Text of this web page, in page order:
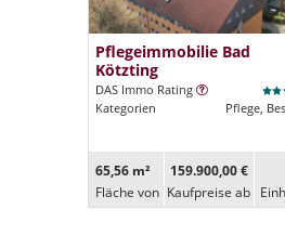
Pflegeimmobilie Bad
Kötzting
DAS Immo Rating
Kategorien
Pflege,
65,56 m²
Fläche von
159.900,00 €
Kaufpreise ab